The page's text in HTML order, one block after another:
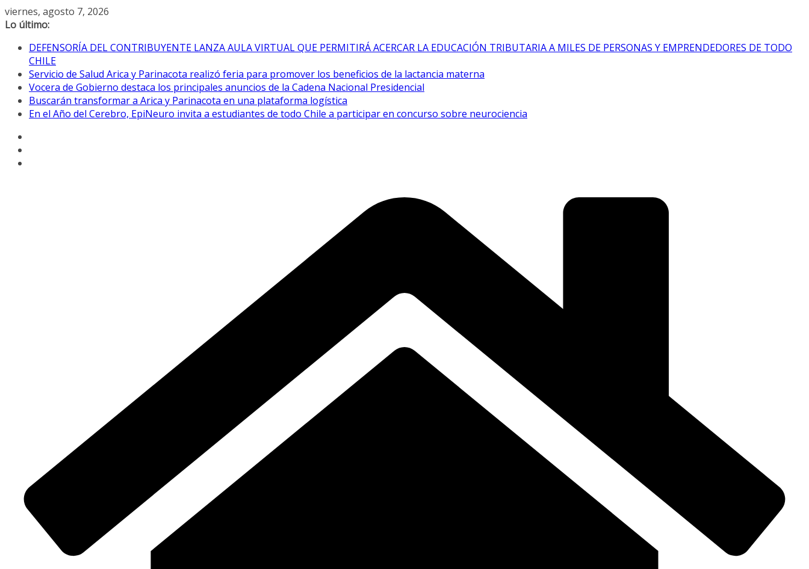
Saltar
al
viernes, agosto 7, 2026
Lo último:
DEFENSORÍA DEL CONTRIBUYENTE LANZA AULA VIRTUAL QUE PERMITIRÁ ACERCAR LA EDUCACIÓN TRIBUTARIA A MILES DE PERSONAS Y EMPRENDEDORES DE TODO
CHILE
Servicio de Salud Arica y Parinacota realizó feria para promover los beneficios de la lactancia materna
Vocera de Gobierno destaca los principales anuncios de la Cadena Nacional Presidencial
Buscarán transformar a Arica y Parinacota en una plataforma logística
En el Año del Cerebro, EpiNeuro invita a estudiantes de todo Chile a participar en concurso sobre neurociencia